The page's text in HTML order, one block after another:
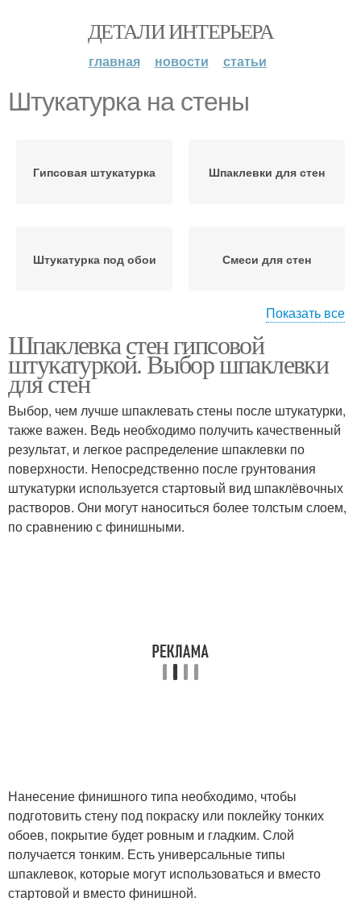
ДЕТАЛИ ИНТЕРЬЕРА
главная новости статьи
Штукатурка на стены
Гипсовая штукатурка Шпаклевки для стен
Штукатурка под обои Смеси для стен
Штукатурка без маяков
Стен под гипсовую
штукатурку
Показать все
Шпаклевка стен гипсовой
штукатуркой. Выбор шпаклевки
для стен
Выбор, чем лучше шпаклевать стены после штукатурки,
также важен. Ведь необходимо получить качественный
результат, и легкое распределение шпаклевки по
поверхности. Непосредственно после грунтования
штукатурки используется стартовый вид шпаклёвочных
растворов. Они могут наноситься более толстым слоем,
по сравнению с финишными.
Нанесение финишного типа необходимо, чтобы
подготовить стену под покраску или поклейку тонких
обоев, покрытие будет ровным и гладким. Слой
получается тонким. Есть универсальные типы
шпаклевок, которые могут использоваться и вместо
стартовой и вместо финишной.